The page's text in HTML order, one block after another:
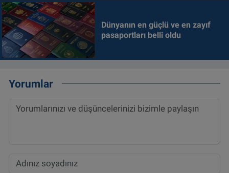
Dünyanın en güçlü ve en zayıf
pasaportları belli oldu
Yorumlar